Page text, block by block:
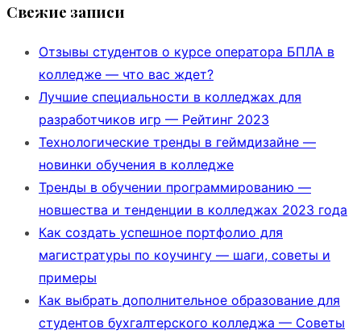
Свежие записи
Отзывы студентов о курсе оператора БПЛА в
колледже — что вас ждет?
Лучшие специальности в колледжах для
разработчиков игр — Рейтинг 2023
Технологические тренды в геймдизайне —
новинки обучения в колледже
Тренды в обучении программированию —
новшества и тенденции в колледжах 2023 года
Как создать успешное портфолио для
магистратуры по коучингу — шаги, советы и
примеры
Как выбрать дополнительное образование для
студентов бухгалтерского колледжа — Советы